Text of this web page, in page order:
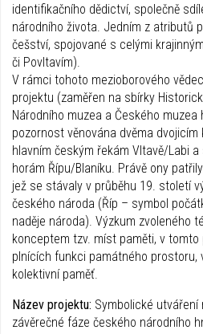
identifikačního dědictví, společně
národního života. Jedním z atributů
češství, spojované s celými
či Povltavím).
V rámci tohoto mezioborového
projektu (zaměřen na sbírky
Národního muzea a Českého muzea
pozornost věnována dvěma
hlavním českým řekám Vltavě/Labi
horám Řípu/Blaníku. Právě ony
jež se stávaly v průběhu 19. století
českého národa (Říp – symbol
naděje národa). Výzkum zvoleného
konceptem tzv. míst paměti, v
plnících funkci památného prostoru,
kolektivní paměť.
Název projektu: Symbolické utváření
závěrečné fáze českého národního